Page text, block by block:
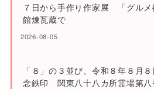
７日から手作り作家展 「グル
館煉瓦蔵で
2026-08-05
「８」の３並び、令和８年８月
念鉄印 関東八十八カ所霊場第八